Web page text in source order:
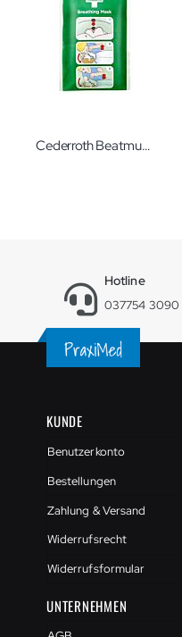
Cederroth Beatmungsmasken 40 Stück Beatmungs-Masken mit Rückschlagventil
Hotline
037754 3090
KUNDE
Benutzerkonto
Bestellungen
Zahlung & Versand
Widerrufsrecht
Widerrufsformular
UNTERNEHMEN